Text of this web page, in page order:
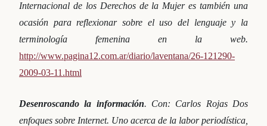
Internacional de los Derechos de la Mujer es también una
ocasión para reflexionar sobre el uso del lenguaje y la
terminología femenina en la web.
http://www.pagina12.com.ar/diario/laventana/26-121290-
2009-03-11.html
Desenroscando la información. Con: Carlos Rojas Dos
enfoques sobre Internet. Uno acerca de la labor periodística,